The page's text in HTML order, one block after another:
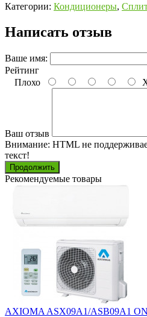
Категории: Кондиционеры,
Написать отзыв
Ваше имя:
Рейтинг
Плохо
Ваш отзыв
Внимание: HTML не
текст!
Продолжить
Рекомендуемые товары
AXIOMA ASX09A1/ASB09A1